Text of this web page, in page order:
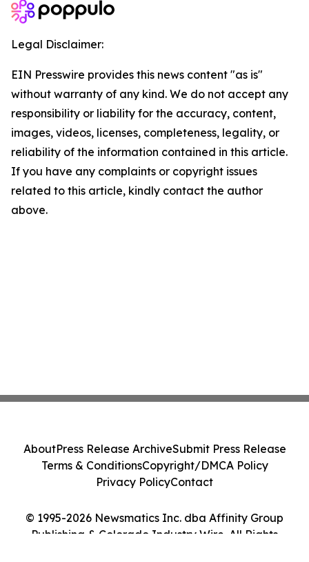
Legal Disclaimer:
EIN Presswire provides this news content "as is"
without warranty of any kind. We do not accept any
responsibility or liability for the accuracy, content,
images, videos, licenses, completeness, legality, or
reliability of the information contained in this article.
If you have any complaints or copyright issues
related to this article, kindly contact the author
above.
© 1995-2026 Newsmatics Inc. dba Affinity Group
Publishing & Colorado Industry Wire. All Rights
AboutPress Release ArchiveSubmit Press Release
Terms & ConditionsCopyright/DMCA Policy
Privacy PolicyContact